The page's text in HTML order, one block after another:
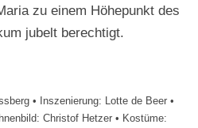
zu einem Höhepunkt des
jubelt berechtigt.
• Inszenierung: Lotte de Beer •
Christof Hetzer • Kostüme: